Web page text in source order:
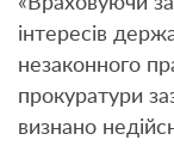
інтересів
незаконного
прокуратури
визнано